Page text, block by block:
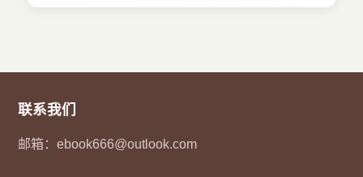
7.4 免费应用如何取得成功
7.5.2 实现收入的可靠方法
7.5.4 免费增值模式的成功
但本质上可以作为一本商业指南来阅读，学习如何
为一款应用寻找合适的环境、组建团队、开发以及
市场营销，而且无论是现在还是将来，这些方法在
联系我们
邮箱：ebook666@outlook.com